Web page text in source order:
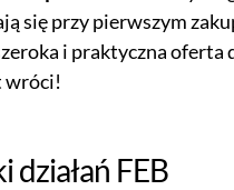
się przy pierwszym
i praktyczna oferta
wróci!
działań FEB